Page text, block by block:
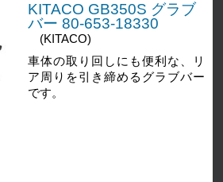
KITACO GB350S グラブ
バー 80-653-18330
(KITACO)
車体の取り回しにも便利な、リ
ア周りを引き締めるグラブバー
です。